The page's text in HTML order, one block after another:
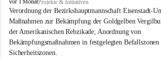
O
s
l
i
p
vor 1 MonatProjekte & Initiativen
Verordnung der Bezirkshauptmannschaft Eisenstadt-
Maßnahmen zur Bekämpfung der Goldgelben
der Amerikanischen Rebzikade; Anordnung von
Bekämpfungsmaßnahmen in festgelegten Befallszonen
Sicherheitszonen.